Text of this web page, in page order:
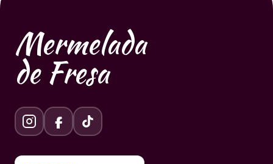
Mermelada
de Fresa